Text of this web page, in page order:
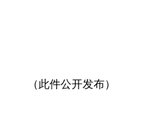
（此件公开发布）